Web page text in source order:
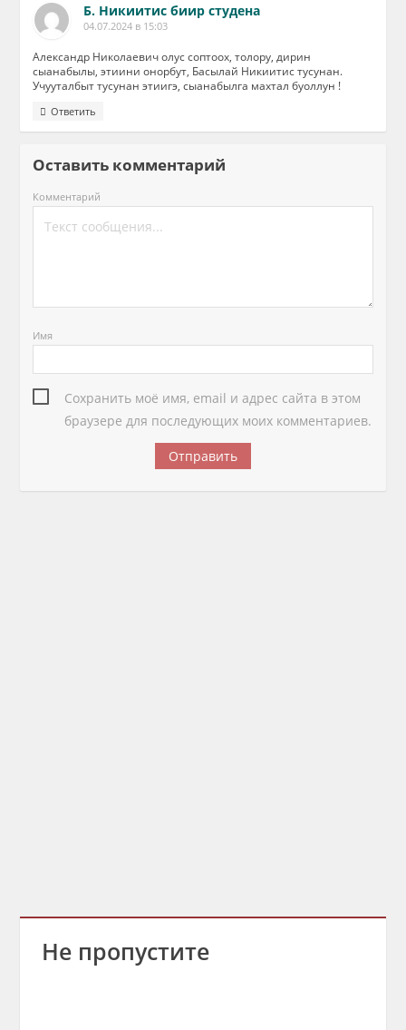
Б. Никиитис биир студена
04.07.2024 в 15:03
Александр Николаевич олус соптоох, толору, дирин
сыанабылы, этиини онорбут, Басылай Никиитис тусунан.
Учууталбыт тусунан этиигэ, сыанабылга махтал буоллун !
Ответить
Оставить комментарий
Комментарий
Имя
Сохранить моё имя, email и адрес сайта в этом
браузере для последующих моих комментариев.
Не пропустите